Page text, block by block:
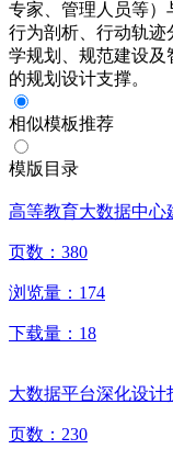
专家、管理人员等）
行为剖析、行动轨迹
学规划、规范建设及
的规划设计支撑。
相似模板推荐
模版目录
高等教育大数据中心
页数： 380
浏览量： 174
下载量： 18
大数据平台深化设计
页数： 230